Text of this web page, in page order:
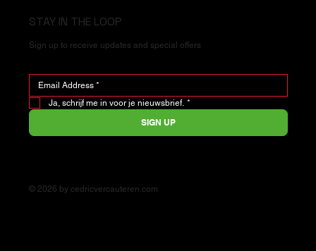
STAY IN THE LOOP
Sign up to receive updates and special offers
Ja, schrijf me in voor je nieuwsbrief. *
SIGN UP
© 2026 by cedricvercauteren.com